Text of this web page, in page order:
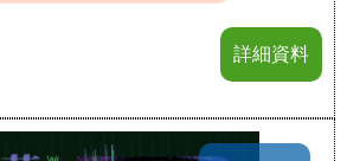
詳細資料